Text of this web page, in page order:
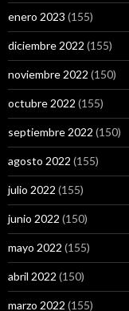
enero 2023 (155)
diciembre 2022 (155)
noviembre 2022 (150)
octubre 2022 (155)
septiembre 2022 (150)
agosto 2022 (155)
julio 2022 (155)
junio 2022 (150)
mayo 2022 (155)
abril 2022 (150)
marzo 2022 (155)